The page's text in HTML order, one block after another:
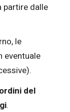
partire dalle
le
eventuale
del
.